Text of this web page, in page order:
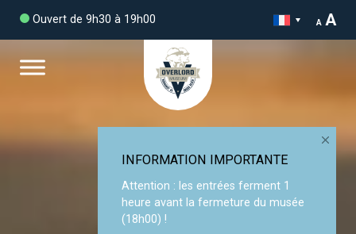
Ouvert de 9h30 à 19h00 A A
INFORMATION IMPORTANTE
Attention : les entrées ferment 1
heure avant la fermeture du musée
(18h00) !